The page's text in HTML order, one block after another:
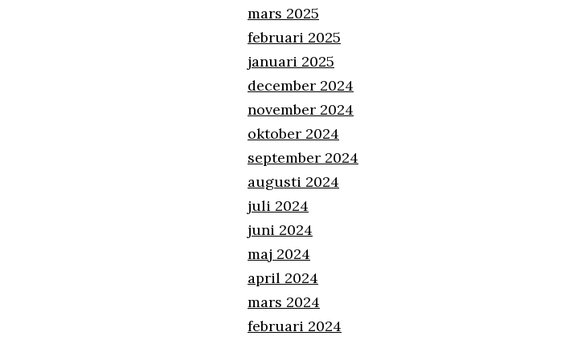
mars 2025
februari 2025
januari 2025
december 2024
november 2024
oktober 2024
september 2024
augusti 2024
juli 2024
juni 2024
maj 2024
april 2024
mars 2024
februari 2024